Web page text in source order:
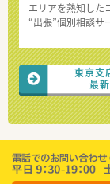
エリアを熟知した
“出張”個別相談サ
東京支
最